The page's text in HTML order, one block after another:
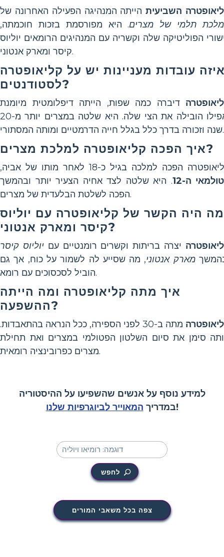
השביעיתהייתה המנהיגה הפעילה האחרונה של
תלמי של מצרים. היא מפורסמת בזכות חוכמתה,
הפוליטיקה שלה וקשריה עם המנהיגים הרומאים יוליוס
קיסר ומארק אנטוני.
עובדות מעניינות יש על קליאופטרה
לסטודנטים?
דיברה כמה שפות, הייתה דיפלומטית מיומנת
ואפילו הובילה את הצי שלה. היא שלטה במצרים יותר מ-20
שנה וזכורה בדרך כלל בגלל חייה הדרמטיים ומותה המסתורי.
איך הפכה קליאופטרה למלכת מצרים?
הפכה למלכה בגיל כ-18 לאחר מותו של אביה,
ה-12
. היא שלטה לצד אחיה הצעיר יותר ובהמשך
הפכה לשלטת הבלעדית של מצרים.
מה היה הקשר של קליאופטרה עם יוליוס
קיסר ומארק אנטוני?
יצרה בריתות וקשרים רומנטיים עםיוליוס קיסר
מארק אנטוני, מה שסייע לה לשמור על כוח, אך גם
הוביל לסכסוכים עם רומא.
איך מתה קליאופטרה ומה הייתה
ההשפעה?
מתה ב-30 לפני הספירה, ככל הנראה בהתאבדות.
סימן את סיום השלטון הפטולמי במצרים ואת תחילת
מצרים כפרובינציה רומאית.
למידע נוסף על אנשים שהשפיעו על ההיסטוריה
במדריך המאוייר לביוגרפיות שלנו !
לחפש
צפה בכל משאבי המורים